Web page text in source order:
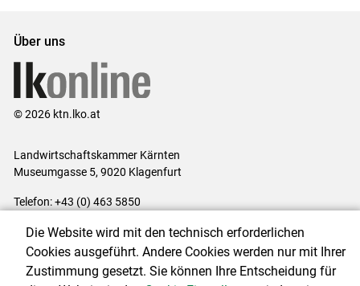
Über uns
© 2026 ktn.lko.at
Landwirtschaftskammer Kärnten
Museumgasse 5, 9020 Klagenfurt
Telefon: +43 (0) 463 5850
Impressum|Kontakt|Datenschutzerklärung|Barrierefreiheit|
Cookie-Einstellungen
Die Website wird mit den technisch erforderlichen
Cookies ausgeführt. Andere Cookies werden nur mit Ihrer
Zustimmung gesetzt. Sie können Ihre Entscheidung für